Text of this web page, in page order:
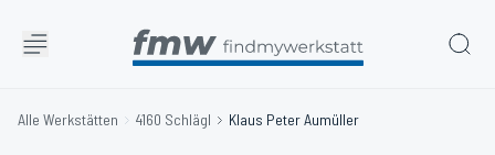
Alle Werkstätten 4160 Schlägl Klaus Peter Aumüller